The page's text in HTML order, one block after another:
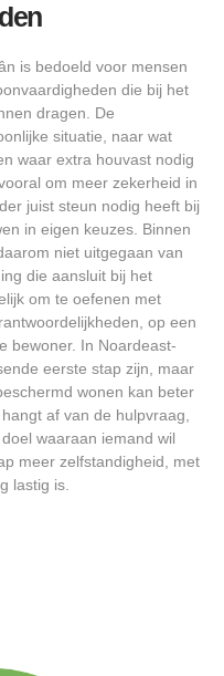
is bedoeld voor mensen
die bij het
dragen. De
situatie, naar wat
waar extra houvast nodig
om meer zekerheid in
juist steun nodig heeft bij
in eigen keuzes. Binnen
niet uitgegaan van
die aansluit bij het
om te oefenen met
op een
bewoner. In Noardeast-
eerste stap zijn, maar
wonen kan beter
af van de hulpvraag,
waaraan iemand wil
meer zelfstandigheid, met
lastig is.